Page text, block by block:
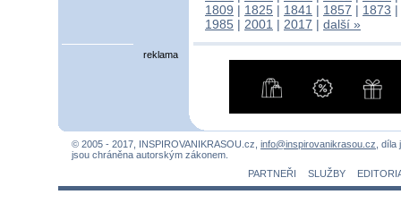
1809 | 1825 | 1841 | 1857 | 1873 |
1985 | 2001 | 2017 | další »
reklama
© 2005 - 2017, INSPIROVANIKRASOU.cz, info@inspirovanikrasou.cz, díla
jsou chráněna autorským zákonem.
PARTNEŘI
SLUŽBY